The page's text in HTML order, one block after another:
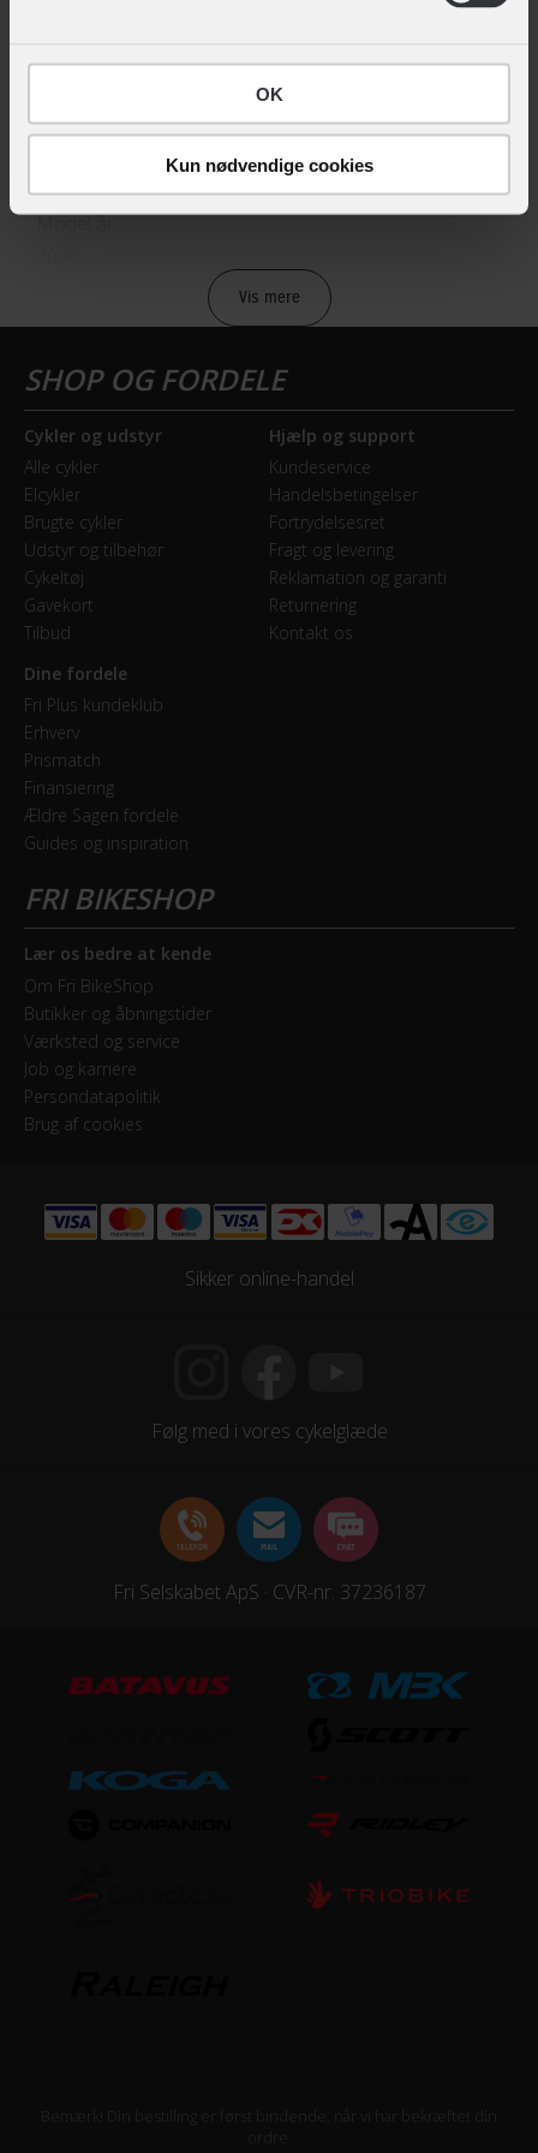
OK
Kun nødvendige cookies
12-903182119
Sikkerheds- og producentinfo
Model år
BREMSER
Bagbremse
Fodbremse
Forbremse
Mekanisk fælgbremse
GEAR
Geartype
Indvendige gear
Samlet antal gear
7
Skiftegreb
Shimano Nexus
HJUL & DÆK
Hjul
28 tommer
Hjulstørrelse
28″
Styrlås
Stelmateriale
Steltype
STØRRELSE OG VÆGT
Vis mere
Cykler og udstyr
Alle cykler
Elcykler
Brugte cykler
Udstyr og tilbehør
Cykeltøj
Gavekort
Tilbud
Hjælp og support
Kundeservice
Handelsbetingelser
Fortrydelsesret
Fragt og levering
Reklamation og garanti
Returnering
Kontakt os
Dine fordele
Fri Plus kundeklub
Erhverv
Prismatch
Finansiering
Ældre Sagen fordele
Guides og inspiration
Lær os bedre at kende
Om Fri BikeShop
Butikker og åbningstider
Værksted og service
Job og karriere
Persondatapolitik
Brug af cookies
Sikker online-handel
Følg med i vores cykelglæde
Fri Selskabet ApS · CVR-nr. 37236187